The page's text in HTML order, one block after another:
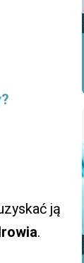
ją
.